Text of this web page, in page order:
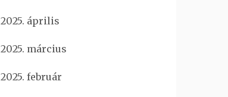
2025. április
2025. március
2025. február